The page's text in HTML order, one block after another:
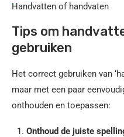
Handvatten of handvaten
Tips om
gebruiken
Het correct gebruiken van
maar met een paar
onthouden en toepassen:
Onthoud de juiste